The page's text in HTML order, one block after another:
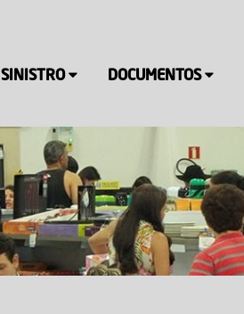
SINISTRO DOCUMENTOS